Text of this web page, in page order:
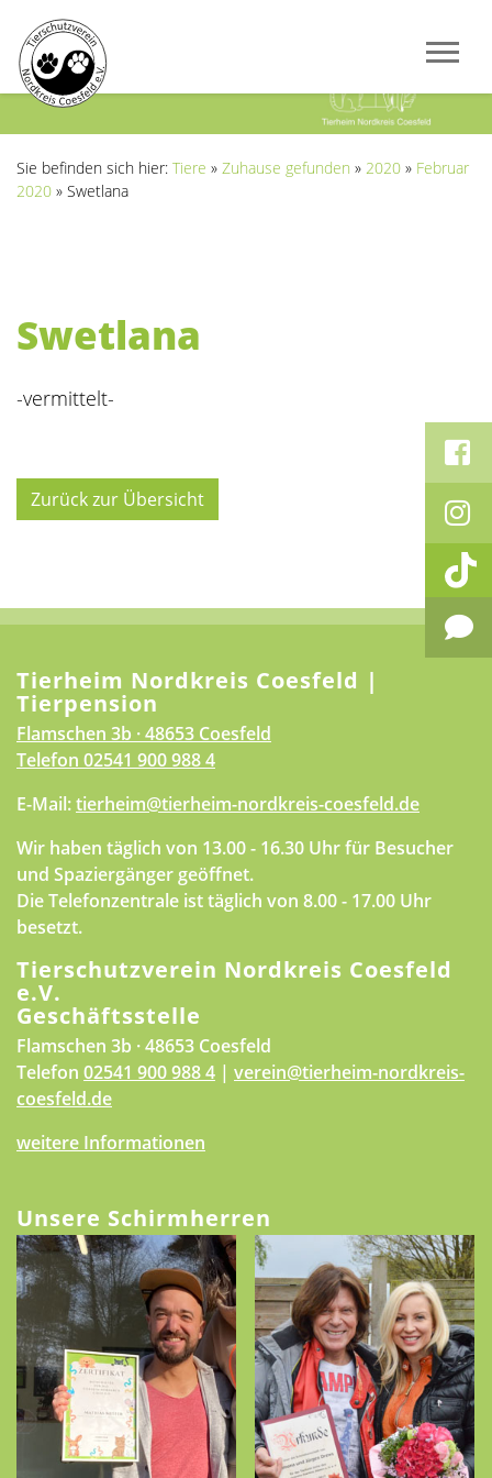
Sie befinden sich hier: Tiere » Zuhause gefunden » 2020 » Februar
2020 » Swetlana
Swetlana
-vermittelt-
Zurück zur Übersicht
Tierheim Nordkreis Coesfeld |
Tierpension
Flamschen 3b · 48653 Coesfeld
Telefon 02541 900 988 4
E-Mail:tierheim@tierheim-nordkreis-coesfeld.de
Wir haben täglich von 13.00 - 16.30 Uhr für Besucher
und Spaziergänger geöffnet.
Die Telefonzentrale ist täglich von 8.00 - 17.00 Uhr
besetzt.
Tierschutzverein Nordkreis Coesfeld
e.V.
Geschäftsstelle
Flamschen 3b · 48653 Coesfeld
Telefon 02541 900 988 4 | verein@tierheim-nordkreis-
coesfeld.de
weitere Informationen
Unsere Schirmherren